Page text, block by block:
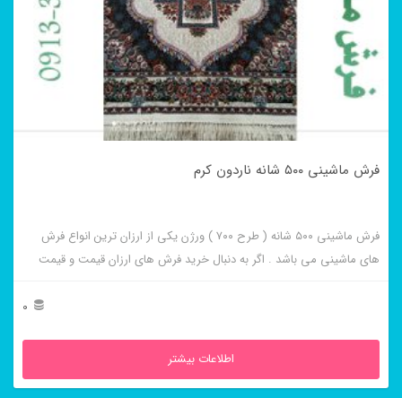
فرش ماشینی ۵۰۰ شانه ناردون کرم
فرش ماشینی ۵۰۰ شانه ( طرح ۷۰۰ ) ورژن یکی از ارزان ترین انواع فرش
های ماشینی می باشد . اگر به دنبال خرید فرش های ارزان قیمت و قیمت
0
اطلاعات بیشتر